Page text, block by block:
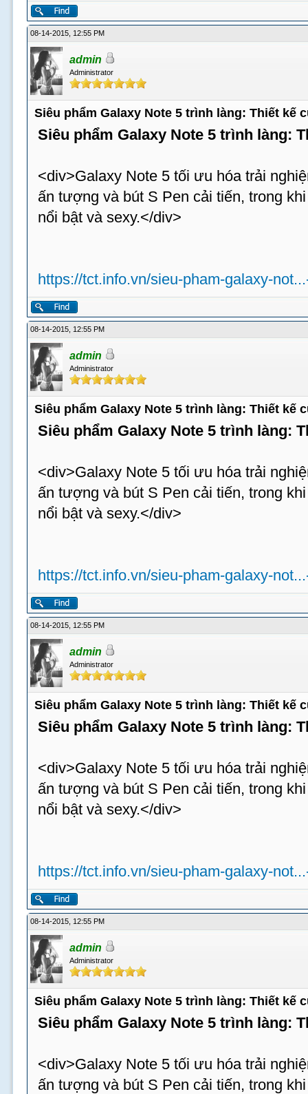
08-14-2015, 12:55 PM
admin
Administrator
Siêu phẩm Galaxy Note 5 trình làng: Thiết kế
Siêu phẩm Galaxy Note 5 trình làng:
<div>Galaxy Note 5 tối ưu hóa trải
ấn tượng và bút S Pen cải tiến, trong
nổi bật và sexy.</div>
https://tct.info.vn/sieu-pham-galaxy-
08-14-2015, 12:55 PM
admin
Administrator
Siêu phẩm Galaxy Note 5 trình làng: Thiết kế
Siêu phẩm Galaxy Note 5 trình làng:
<div>Galaxy Note 5 tối ưu hóa trải
ấn tượng và bút S Pen cải tiến, trong
nổi bật và sexy.</div>
https://tct.info.vn/sieu-pham-galaxy-
08-14-2015, 12:55 PM
admin
Administrator
Siêu phẩm Galaxy Note 5 trình làng: Thiết kế
Siêu phẩm Galaxy Note 5 trình làng:
<div>Galaxy Note 5 tối ưu hóa trải
ấn tượng và bút S Pen cải tiến, trong
nổi bật và sexy.</div>
https://tct.info.vn/sieu-pham-galaxy-
08-14-2015, 12:55 PM
admin
Administrator
Siêu phẩm Galaxy Note 5 trình làng: Thiết kế
Siêu phẩm Galaxy Note 5 trình làng:
<div>Galaxy Note 5 tối ưu hóa trải
ấn tượng và bút S Pen cải tiến, trong